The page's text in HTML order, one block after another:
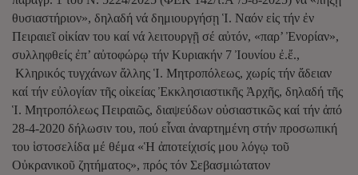
θυσιαστήριον», δηλαδή νά δημιουργήσῃ Ἱ. Ναόν εἰς τήν ἐν
Πειραιεῖ οἰκίαν του καί νά λειτουργῇ σέ αὐτόν, «παρ’ Ἐνορίαν»,
συλληφθείς ἐπ’ αὐτοφώρῳ τήν Κυριακήν 7 Ἰουνίου ἐ.ἔ.,
Κληρικός τυγχάνων ἄλλης Ἱ. Μητροπόλεως, χωρίς τήν ἄδειαν
καί τήν εὐλογίαν τῆς οἰκείας Ἐκκλησιαστικῆς Ἀρχῆς, δηλαδή τῆς
Ἱ. Μητροπόλεως Πειραιῶς, διαψεύδων οὐσιαστικῶς καί τήν ἀπό
28-4-2020 δήλωσιν του, πού εἶναι ἀναρτημένη στήν προσωπική
του ἱστοσελίδα μέ θέμα «Ἡ ἀποτείχισίς μου λόγῳ τοῦ
Οὐκρανικοῦ ζητήματος», πρός τόν Σεβασμιώτατον